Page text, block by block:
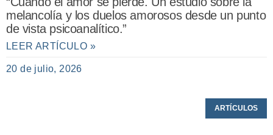
melancolía y los duelos amorosos desde un punto
de vista psicoanalítico.”
LEER ARTÍCULO »
20 de julio, 2026
ARTÍCULOS